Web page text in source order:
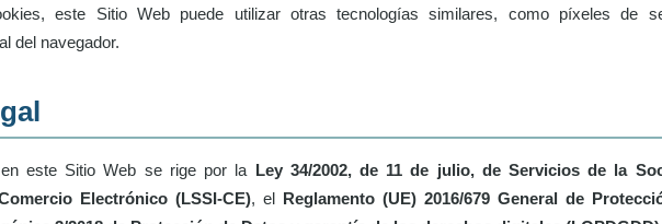
este Sitio Web puede utilizar otras tecnologías similares, como píxeles de
del navegador.
este Sitio Web se rige por la Ley 34/2002, de 11 de julio, de Servicios de la
Electrónico (LSSI-CE), el Reglamento (UE) 2016/679 General de